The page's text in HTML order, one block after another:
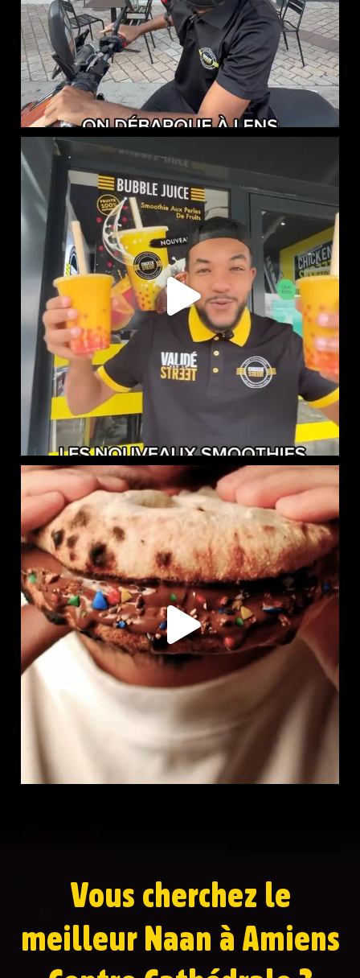
NOUVEAUTÉ CHEZ CHICKEN STREET
...
55 0
LE NAAN SUCRÉ EST DISPONIBLE CHEZ CHICKEN STREET
109 36
Vous cherchez le
meilleur Naan à Amiens